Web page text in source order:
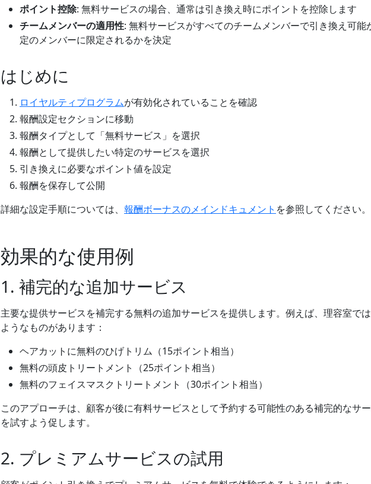
ポイント控除: 無料サービスの場合、通常は引き換え時にポイントを控除します
チームメンバーの適用性: 無料サービスがすべてのチームメンバーで引き換え可能
定のメンバーに限定されるかを決定
はじめに
ロイヤルティプログラムが有効化されていることを確認
報酬設定セクションに移動
報酬タイプとして「無料サービス」を選択
報酬として提供したい特定のサービスを選択
引き換えに必要なポイント値を設定
報酬を保存して公開
詳細な設定手順については、 報酬ボーナスのメインドキュメント を参照してください。
効果的な使用例
1. 補完的な追加サービス
主要な提供サービスを補完する無料の追加サービスを提供します。例えば、理容室で
ようなものがあります：
ヘアカットに無料のひげトリム（15ポイント相当）
無料の頭皮トリートメント（25ポイント相当）
無料のフェイスマスクトリートメント（30ポイント相当）
このアプローチは、顧客が後に有料サービスとして予約する可能性のある補完的なサ
を試すよう促します。
2. プレミアムサービスの試用